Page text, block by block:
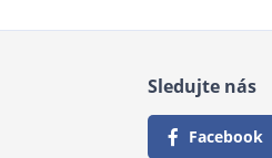
Sledujte nás
Facebook